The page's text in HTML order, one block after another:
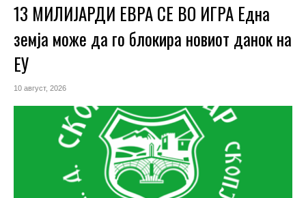
13 МИЛИЈАРДИ ЕВРА СЕ ВО ИГРА Една
земја може да го блокира новиот данок на
ЕУ
10 август, 2026